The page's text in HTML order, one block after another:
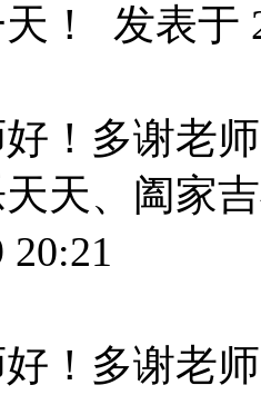
！ 发表于
！多谢老
天、阖家
20:21
！多谢老